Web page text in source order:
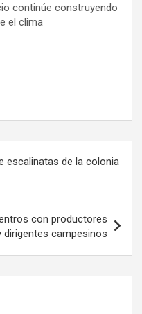
continúe construyendo
el clima
escalinatas de la colonia
con productores
dirigentes campesinos